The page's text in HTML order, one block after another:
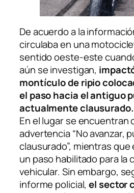
De acuerdo a la
circulaba en una
sentido oeste-este
aún se investigan,
montículo de ripio
el paso hacia el antiguo
actualmente clausurado.
En el lugar se encuentran
advertencia “No avanzar,
clausurado”, mientras
un paso habilitado para la
vehicular. Sin embargo,
informe policial,el sector